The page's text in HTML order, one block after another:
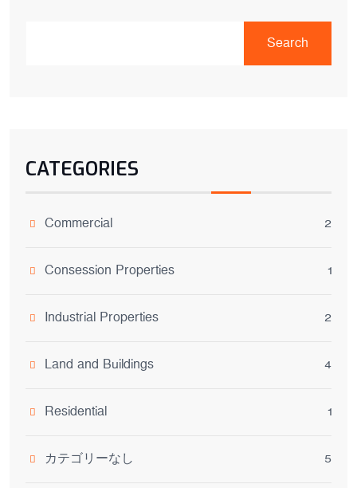
Search
CATEGORIES
Commercial 2
Consession Properties 1
Industrial Properties 2
Land and Buildings 4
Residential 1
カテゴリーなし 5